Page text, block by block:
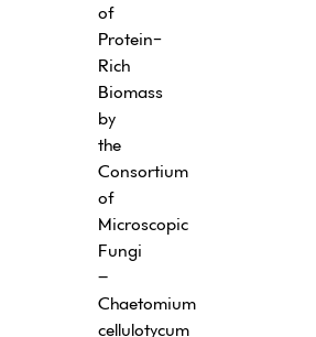
of
Protein-
Rich
Biomass
by
the
Consortium
of
Microscopic
Fungi
–
Chaetomium
cellulotycum